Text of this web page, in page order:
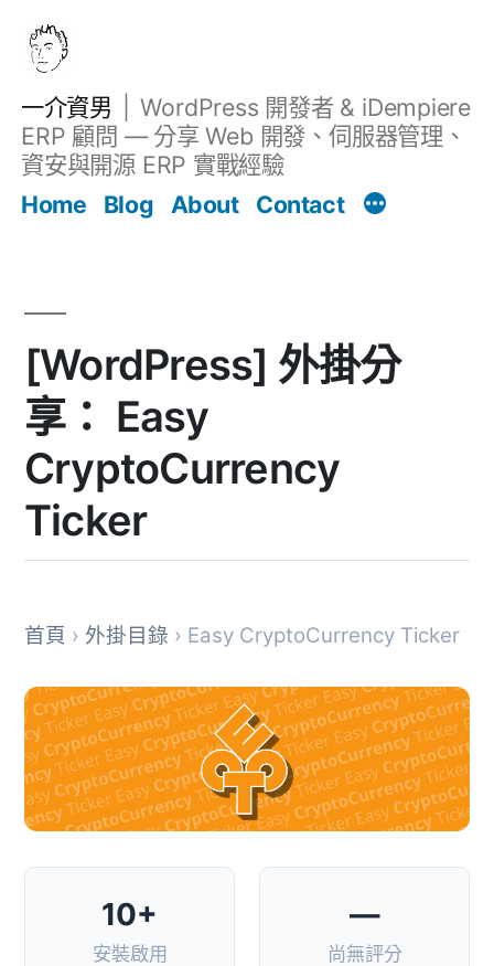
一介資男
WordPress 開發者 & iDempiere
ERP 顧問 — 分享 Web 開發、伺服器管理、
資安與開源 ERP 實戰經驗
Home
Blog About Contact
[WordPress] 外掛分
享： Easy
CryptoCurrency
Ticker
首頁 › 外掛目錄 › Easy CryptoCurrency Ticker
10+
安裝啟用
—
尚無評分
文章